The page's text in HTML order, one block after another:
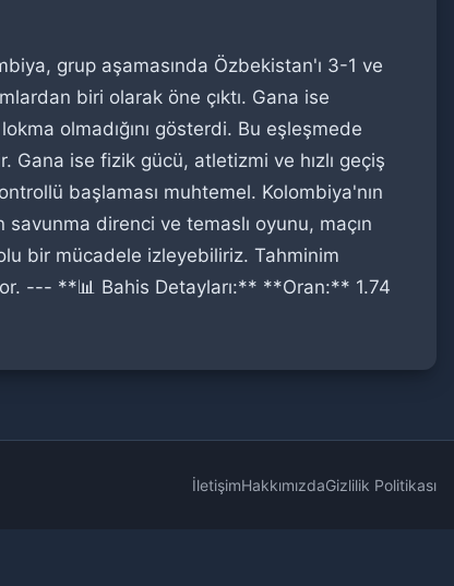
grup aşamasında Özbekistan'ı 3-1 ve
biri olarak öne çıktı. Gana ise
olmadığını gösterdi. Bu eşleşmede
Gana ise fizik gücü, atletizmi ve hızlı geçiş
başlaması muhtemel. Kolombiya'nın
direnci ve temaslı oyunu, maçın
bir mücadele izleyebiliriz. Tahminim
--- **📊 Bahis Detayları:** **Oran:** 1.74
İletişimHakkımızdaGizlilik Politikası